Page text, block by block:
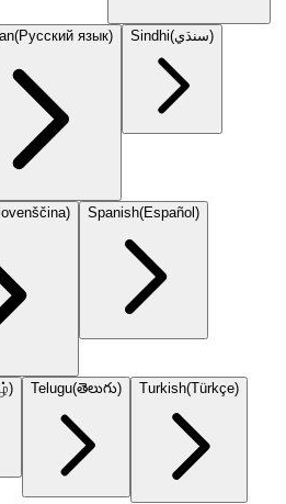
(Русский язык) Sindhi(سنڌي)
) Spanish(Español)
) Telugu(తెలుగు) Turkish(Türkçe)